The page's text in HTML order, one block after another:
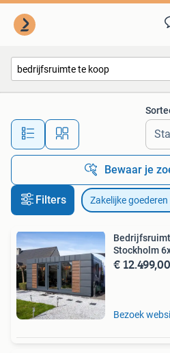
Alle
Bewaar je
Filters Zakelijke goederen
€ 12.499,00
Bezoek